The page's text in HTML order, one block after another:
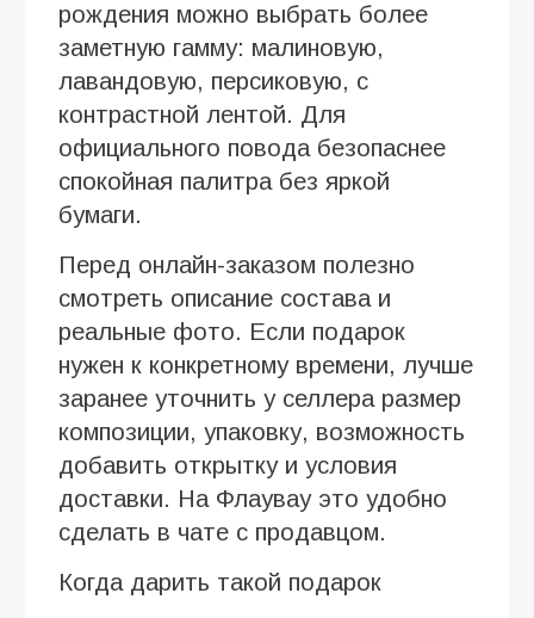
рождения можно выбрать более
заметную гамму: малиновую,
лавандовую, персиковую, с
контрастной лентой. Для
официального повода безопаснее
спокойная палитра без яркой
бумаги.
Перед онлайн-заказом полезно
смотреть описание состава и
реальные фото. Если подарок
нужен к конкретному времени, лучше
заранее уточнить у селлера размер
композиции, упаковку, возможность
добавить открытку и условия
доставки. На Флаувау это удобно
сделать в чате с продавцом.
Когда дарить такой подарок